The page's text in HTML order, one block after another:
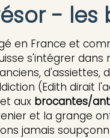
-
en France et
s'intégrer
d'assiettes,
(Edith dirait
aux brocantes/
et la grange
jamais